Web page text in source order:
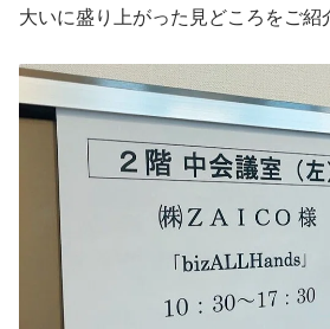
大いに盛り上がった見どころをご紹